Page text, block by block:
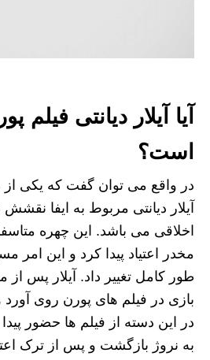
آیا آیلار دیانتی فیلم
است؟
در واقع می توان گفت که یکی
آیلار دیانتی مربوط به ایفا
اخلاقی می باشد. این چهره
مخدر اعتیاد پیدا کرد و این امر
طور کامل تغییر داد. آیلار پس
بازی در فیلم های پورن روی آورد
در این دسته از فیلم ها حضور
به نروژ بازگشت و پس از ترک